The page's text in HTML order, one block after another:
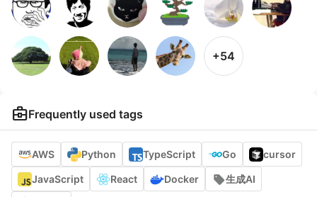
+54
business_centerFrequently used tags
AWS Python TypeScript Go cursor
JavaScript React Docker 生成AI